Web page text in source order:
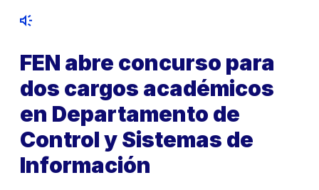
FEN abre concurso para
dos cargos académicos
en Departamento de
Control y Sistemas de
Información